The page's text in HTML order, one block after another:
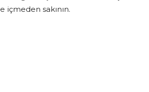
içmeden sakının.